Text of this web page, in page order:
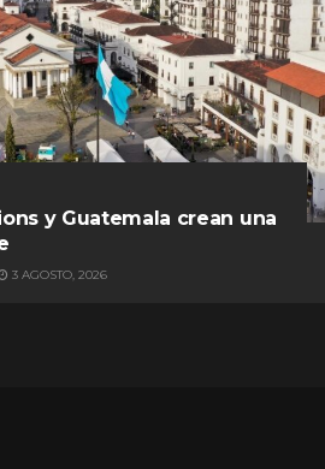
y Guatemala crean una
3 AGOSTO, 2026